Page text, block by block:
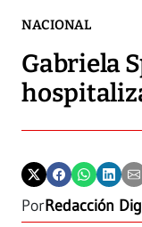
NACIONAL
Gabriela
PorRedacción